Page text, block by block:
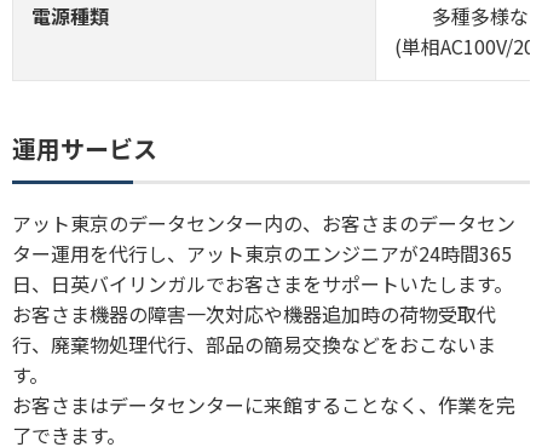
電源種類
多種多様な
(単相AC100V/
運用サービス
アット東京のデータセンター内の、お客さまのデータセン
ター運用を代行し、アット東京のエンジニアが24時間365
日、日英バイリンガルでお客さまをサポートいたします。
お客さま機器の障害一次対応や機器追加時の荷物受取代
行、廃棄物処理代行、部品の簡易交換などをおこないま
す。
お客さまはデータセンターに来館することなく、作業を完
了できます。